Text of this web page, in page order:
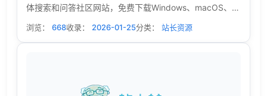
体搜索和问答社区网站，免费下载Windows、macOS、
无人值守的自动识别和自动/手动拼字，结合人工智能、大
数据和搜索技术，可快速识别中文、英文、日文、韩文等
浏览： 668收录： 2026-01-25分类： 站长资源